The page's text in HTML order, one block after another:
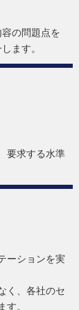
の問題点を
ます。
要求する水準
ーションを実
く、各社のセ
。